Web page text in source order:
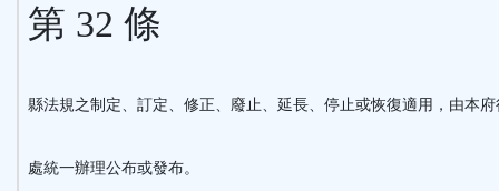
第 32 條
縣法規之制定、訂定、修正、廢止、延長、停止或恢復適用，由本府
處統一辦理公布或發布。